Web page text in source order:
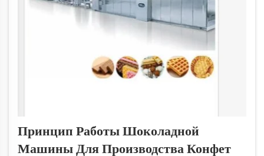
Принцип Работы Шоколадной
Машины Для Производства Конфет